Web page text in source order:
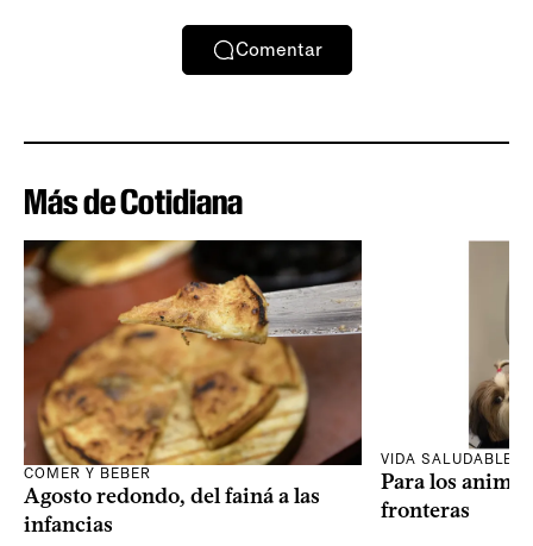
Comentar
Más de Cotidiana
COMER Y BEBER
Agosto redondo, del fainá a las
infancias
VIDA SALUDABLE
Para los
fronteras